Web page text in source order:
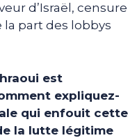
d’Israël, censure
part des lobbys
est
expliquez-
qui enfouit cette
la lutte légitime